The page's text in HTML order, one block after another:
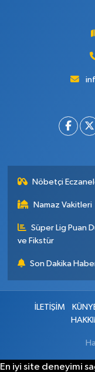
Nöbetçi
Namaz Vakitleri
Süper Lig Puan
ve Fikstür
Son Dakika
İLETİŞİM
En iyi site deneyimi